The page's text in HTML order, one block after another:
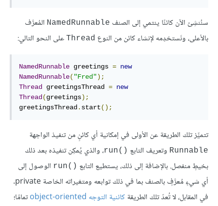
سنُنشِئ الآن كائنًا ينتمي إلى الصنف NamedRunnable المُعرَّف
بالأعلى، ونَستخدِمه لإنشاء كائن من النوع Thread على النحو التالي:
NamedRunnable greetings = new
NamedRunnable( "Fred");
Thread
greetingsThread = new
Thread (greetings);
greetingsThread . start();
تتميِّز تلك الطريقة عن الأولى في إمكانية أي كائنٍ من تنفيذ الواجهة
Runnable وتعريف التابع run()‎، والذي يُمكِن تنفيذه بعد ذلك
بخيطٍ منفصل. بالإضافة إلى ذلك، يستطيع التابع run()‎ الوصول إلى
أي شيءٍ مُعرَّفٍ بالصنف بما في ذلك توابعه ومتغيراته الخاصة private.
في المقابل، لا تُعدّ تلك الطريقةكائنية التوجه object-oriented
تمامًا؛